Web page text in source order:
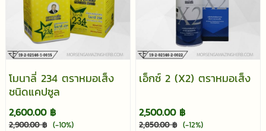
โมนาลี่ 234 ตราหมอเส็ง
ชนิดแคปซูล
2,600.00 ฿
2,900.00 ฿ (-10%)
เอ็กซ์ 2 (X2) ตราหมอเส็ง
2,500.00 ฿
2,850.00 ฿ (-12%)